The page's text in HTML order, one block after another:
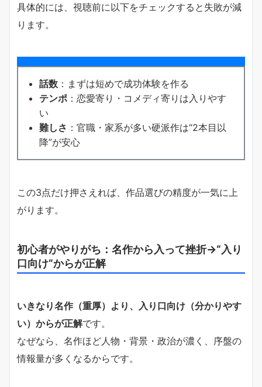
具体的には、視聴前に以下をチェックすると失敗が減
ります。
話数 ：まずは短めで成功体験を作る
テンポ ：恋愛寄り・コメディ寄りは入りやす
い
難しさ ：官職・家系が多い硬派作は“2本目以
降”が安心
この3点だけ押さえれば、作品選びの精度が一気に上
がります。
初心者がやりがち：名作から入って挫折→“入り
口向け”からが正解
いきなり名作（重厚）より、入り口向け（分かりやす
い）からが正解です。
なぜなら、名作ほど人物・背景・政治が濃く、序盤の
情報量が多くなるからです。